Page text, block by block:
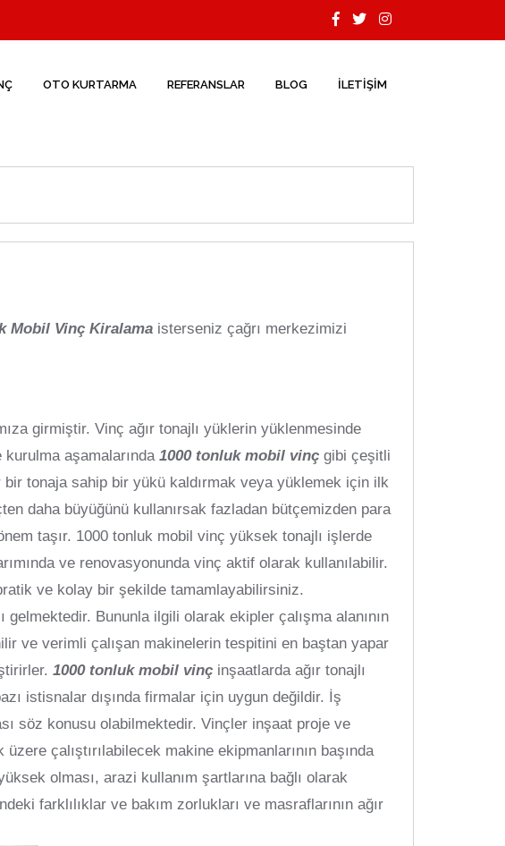
OTO KURTARMA REFERANSLAR BLOG İLETİŞİM
Mobil Vinç Kiralama isterseniz çağrı merkezimizi
girmiştir. Vinç ağır tonajlı yüklerin yüklenmesinde
aşamalarında 1000 tonluk mobil vinç gibi çeşitli
bir tonaja sahip bir yükü kaldırmak veya yüklemek için ilk
daha büyüğünü kullanırsak fazladan bütçemizden para
taşır. 1000 tonluk mobil vinç yüksek tonajlı işlerde
ve renovasyonunda vinç aktif olarak kullanılabilir.
ve kolay bir şekilde tamamlayabilirsiniz.
Bununla ilgili olarak ekipler çalışma alanının
ve verimli çalışan makinelerin tespitini en baştan yapar
1000 tonluk mobil vinç inşaatlarda ağır tonajlı
istisnalar dışında firmalar için uygun değildir. İş
söz konusu olabilmektedir. Vinçler inşaat proje ve
çalıştırılabilecek makine ekipmanlarının başında
olması, arazi kullanım şartlarına bağlı olarak
farklılıklar ve bakım zorlukları ve masraflarının ağır